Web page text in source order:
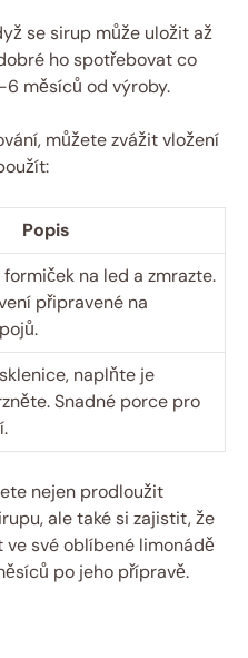
se sirup může uložit až
ho spotřebovat co
měsíců od výroby.
můžete zvážit vložení
Popis
na led a zmrazte.
připravené na
naplňte je
Snadné porce pro
nejen prodloužit
ale také si zajistit, že
své oblíbené limonádě
po jeho přípravě.